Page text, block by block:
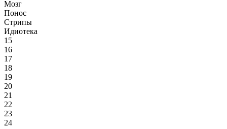
Мозг
Понос
Стрипы
Идиотека
15
16
17
18
19
20
21
22
23
24